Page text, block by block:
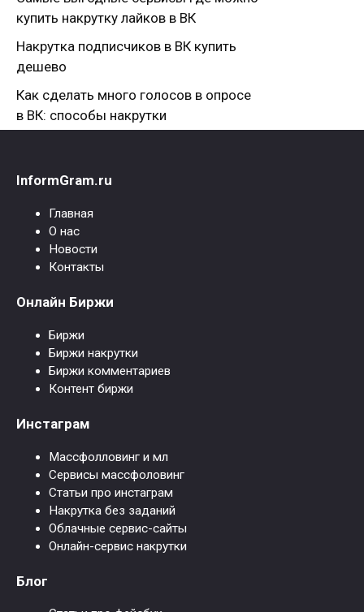
купить накрутку лайков в ВК
Накрутка подписчиков в ВК купить
дешево
Как сделать много голосов в опросе
в ВК: способы накрутки
InformGram.ru
Главная
О нас
Новости
Контакты
Онлайн Биржи
Биржи
Биржи накрутки
Биржи комментариев
Контент биржи
Инстаграм
Массфолловинг и мл
Сервисы массфоловинг
Статьи про инстаграм
Накрутка без заданий
Облачные сервис-сайты
Онлайн-сервис накрутки
Блог